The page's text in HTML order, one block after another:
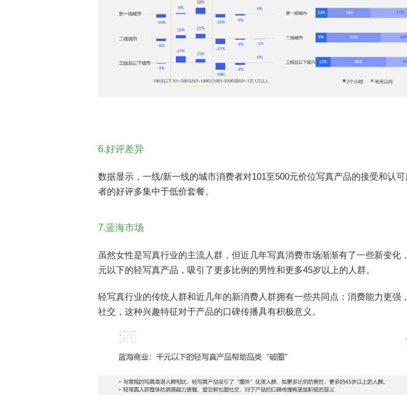
6.好评差异
数据显示，一线/新一线的城市消费者对101至500元价位写真产品的接受和认
者的好评多集中于低价套餐。
7.蓝海市场
虽然女性是写真行业的主流人群，但近几年写真消费市场渐渐有了一些新变化
元以下的轻写真产品，吸引了更多比例的男性和更多45岁以上的人群。
轻写真行业的传统人群和近几年的新消费人群拥有一些共同点：消费能力更强
社交，这种兴趣特征对于产品的口碑传播具有积极意义。